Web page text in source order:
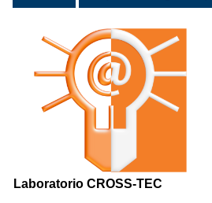
Laboratorio CROSS-TEC